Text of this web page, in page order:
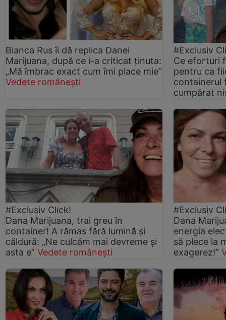
Bianca Rus îi dă replica Danei
Marijuana, după ce i-a criticat ținuta:
„Mă îmbrac exact cum îmi place mie”
Vedete românești
#Exclusiv
Ce eforturi
pentru ca
containerul
cumpărat
#Exclusiv Click!
Dana Marijuana, trai greu în
container! A rămas fără lumină și
căldură: „Ne culcăm mai devreme și
asta e” Vedete românești
#Exclusiv
Dana
energia
să plece la
exagerez!”